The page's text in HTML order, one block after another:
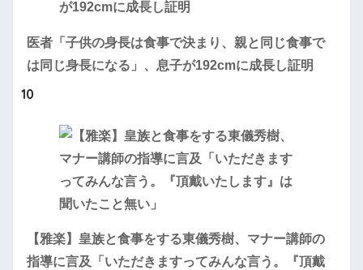
医者「子供の身長は食事で決まり、親と同じ食事で
は同じ身長になる」、息子が192cmに成長し証明
10
【雅楽】皇族と食事をする東儀秀樹、マナー講師の
指導に言及「いただきますってみんな言う。『頂戴